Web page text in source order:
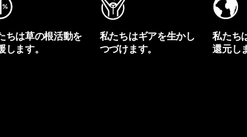
ちは草の根活動を
します。
私たちはギアを生かし
つづけます。
私たち
還元し